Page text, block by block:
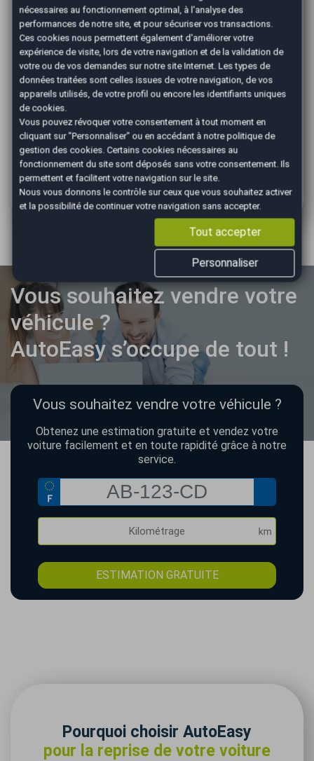
Vous pouvez commencer l'estimation en ligne avant
de vous déplacer en agence pour obtenir le prix de
reprise de votre véhicule.
Combien de temps faut-il pour finaliser une reprise ?
Dans la majorité des cas, la reprise peut être conclue
le jour même si vous êtes d'accord avec notre offre
de reprise.
Dois-je me rendre obligatoirement à Chalon-sur-Saône
?
Oui, l'expertise finale du véhicule s'effectue à l'agence
AutoEasy Chalon-sur-Saône.
Vous habitez Beaune et souhaitez connaître la valeur
de votre véhicule ? Lancez votre estimation gratuite
dès maintenant.
Vous souhaitez vendre votre
véhicule ?
AutoEasy s’occupe de tout !
Vous souhaitez vendre votre véhicule ?
Obtenez une estimation gratuite et vendez votre
voiture facilement et en toute rapidité grâce à notre
service.
ESTIMATION GRATUITE
Pourquoi choisir AutoEasy
pour la reprise de votre voiture
nécessaires au fonctionnement optimal, à l'analyse des
performances de notre site, et pour sécuriser vos transactions.
Ces cookies nous permettent également d'améliorer votre
expérience de visite, lors de votre navigation et de la validation de
votre ou de vos demandes sur notre site Internet. Les types de
données traitées sont celles issues de votre navigation, de vos
appareils utilisés, de votre profil ou encore les identifiants uniques
de cookies.
Vous pouvez révoquer votre consentement à tout moment en
cliquant sur "Personnaliser" ou en accédant à notre politique de
gestion des cookies. Certains cookies nécessaires au
fonctionnement du site sont déposés sans votre consentement. Ils
permettent et facilitent votre navigation sur le site.
Nous vous donnons le contrôle sur ceux que vous souhaitez activer
et la possibilité de continuer votre navigation sans accepter.
Tout accepter
Personnaliser